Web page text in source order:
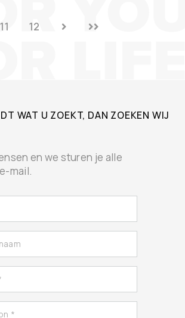
11 12
WAT U ZOEKT, DAN ZOEKEN WIJ
en we sturen je alle
mail.